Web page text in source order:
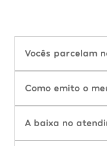
Vocês parcelam
Como emito o
A baixa no